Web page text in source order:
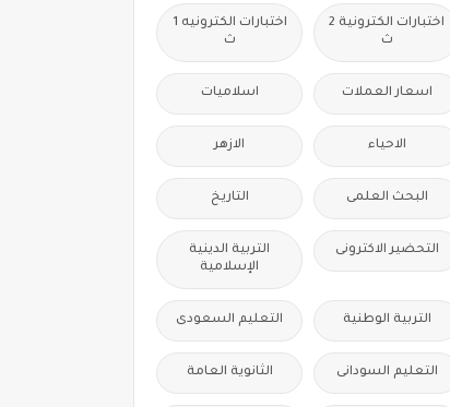
اختبارات الكترونية 2
ث
اختبارات الكترونيه 1
ث
اسعار العملات اسلاميات
الاحياء الازهر
البحث العلمى التاريخ
التحضير الاكترونى
التربية الدينية
الإسلامية
التربية الوطنية التعليم السعودى
التعليم السودانى الثانوية العامة